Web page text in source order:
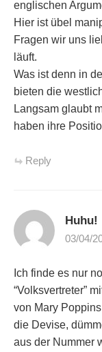
englischen
Hier ist übel
Fragen wir uns
läuft.
Was ist denn in
bieten die
Langsam glaubt
haben ihre
Reply
Huhu!
03/04/
Ich finde es nur
“Volksvertreter”
von Mary
die Devise,
aus der Nummer